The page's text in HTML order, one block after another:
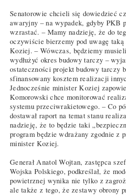
Senatorowie chcieli się dowiedzieć
awaryjny – na wypadek, gdyby PKB
wzrastać. – Mamy nadzieję, że do
oczywiście bierzemy pod uwagę
Koziej. – Wówczas, będziemy
wydłużyć okres budowy tarczy –
ostateczności projekt budowy tarczy
sfinansowany kosztem realizacji
Jednocześnie minister Koziej
Komorowski chce monitorować
systemu przeciwrakietowego. – Co
dostawał raport na temat stanu
nadzieję, że to będzie taki
program będzie wdrażany zgodnie z
minister Koziej.
Generał Anatol Wojtan, zastępca
Wojska Polskiego, podkreślał, że
powietrznej wynika nie tylko z
ale także z tego, że zestawy obrony